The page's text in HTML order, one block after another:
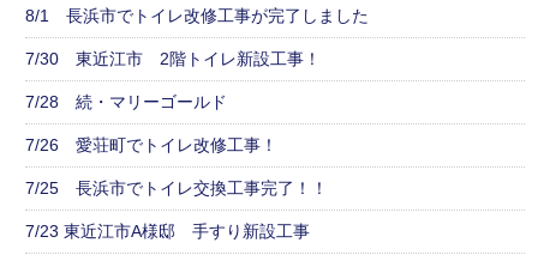
8/1 長浜市でトイレ改修工事が完了しました
7/30 東近江市 2階トイレ新設工事！
7/28 続・マリーゴールド
7/26 愛荘町でトイレ改修工事！
7/25 長浜市でトイレ交換工事完了！！
7/23 東近江市A様邸 手すり新設工事